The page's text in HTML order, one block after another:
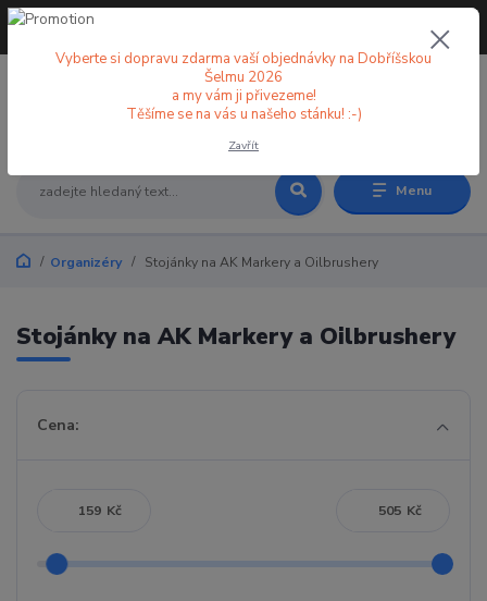
Menu
+420 773 998 582
Organizéry Stojánky na AK Markery a Oilbrushery
Stojánky na AK Markery a Oilbrushery
Cena:
Kč Kč
Vyberte si dopravu zdarma vaší objednávky na Dobříšskou
Šelmu 2026
a my vám ji přivezeme!
Těšíme se na vás u našeho stánku! :-)
Zavřít